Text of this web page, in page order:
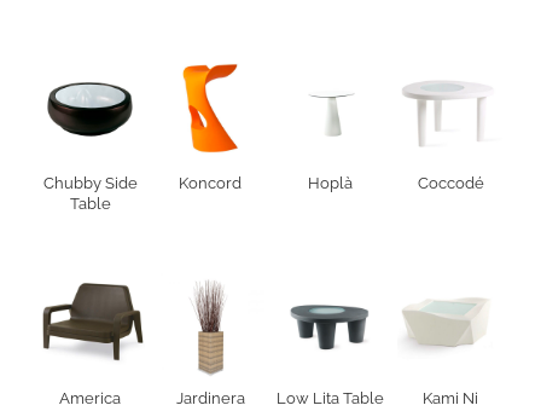
Chubby Side
Table
Koncord Hoplà Coccodé
America Jardinera Low Lita Table Kami Ni